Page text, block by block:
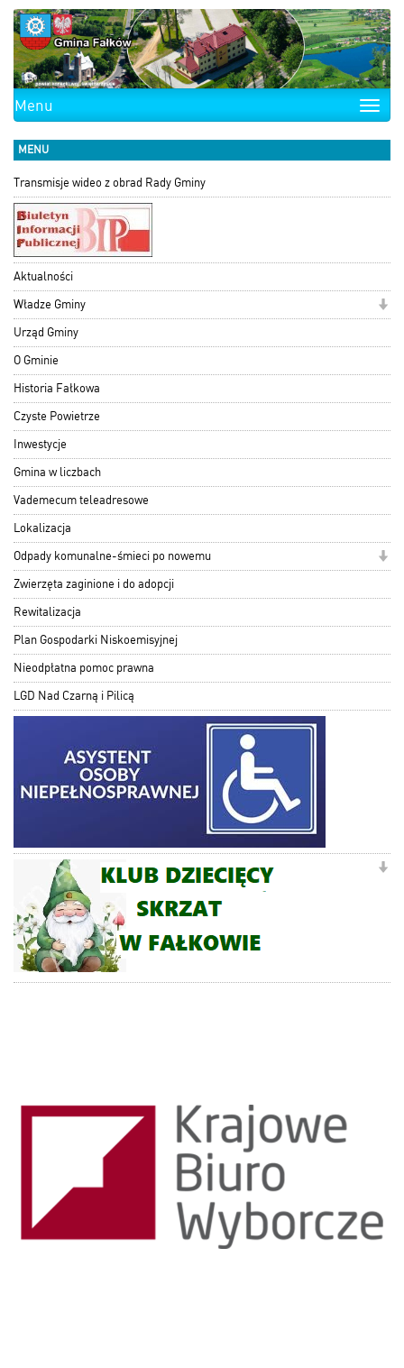
Toggle
Menu
MENU
Transmisje wideo z obrad Rady Gminy
Aktualności
Władze Gminy
Urząd Gminy
O Gminie
Historia Fałkowa
Czyste Powietrze
Inwestycje
Gmina w liczbach
Vademecum teleadresowe
Lokalizacja
Odpady komunalne-śmieci po nowemu
Zwierzęta zaginione i do adopcji
Rewitalizacja
Plan Gospodarki Niskoemisyjnej
Nieodpłatna pomoc prawna
LGD Nad Czarną i Pilicą